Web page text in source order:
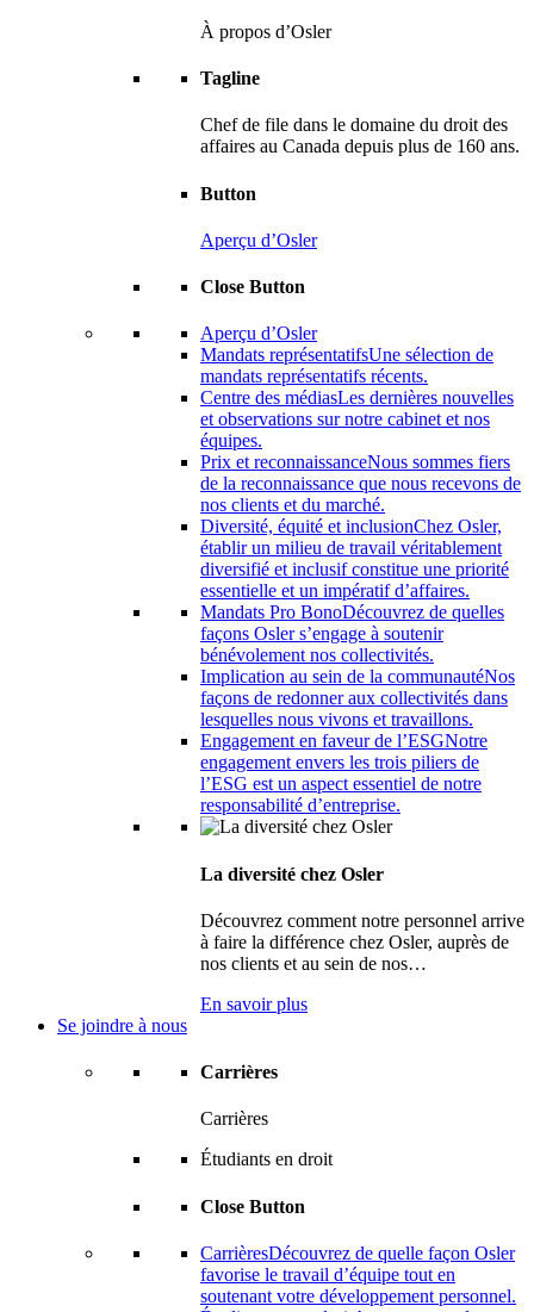
À propos d’Osler
Tagline
Chef de file dans le domaine du droit des
affaires au Canada depuis plus de 160 ans.
Button
Aperçu d’Osler
Close Button
Aperçu d’Osler
Mandats représentatifsUne sélection de
mandats représentatifs récents.
Centre des médiasLes dernières nouvelles
et observations sur notre cabinet et nos
équipes.
Prix ​​et reconnaissanceNous sommes fiers
de la reconnaissance que nous recevons de
nos clients et du marché.
Diversité, équité et inclusionChez Osler,
établir un milieu de travail véritablement
diversifié et inclusif constitue une priorité
essentielle et un impératif d’affaires.
Mandats Pro BonoDécouvrez de quelles
façons Osler s’engage à soutenir
bénévolement nos collectivités.
Implication au sein de la communautéNos
façons de redonner aux collectivités dans
lesquelles nous vivons et travaillons.
Engagement en faveur de l’ESGNotre
engagement envers les trois piliers de
l’ESG est un aspect essentiel de notre
responsabilité d’entreprise.
La diversité chez Osler
Découvrez comment notre personnel arrive
à faire la différence chez Osler, auprès de
nos clients et au sein de nos…
En savoir plus
Se joindre à nous
Carrières
Carrières
Étudiants en droit
Close Button
CarrièresDécouvrez de quelle façon Osler
favorise le travail d’équipe tout en
soutenant votre développement personnel.